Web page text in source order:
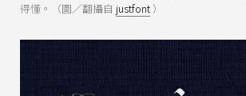
得懂。（圖／翻攝自 justfont ）